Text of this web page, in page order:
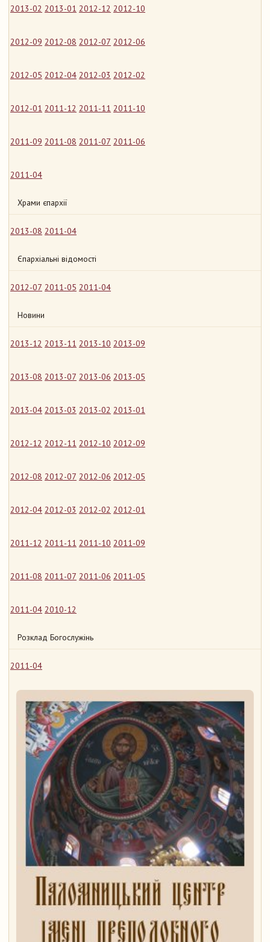
2013-02 2013-01 2012-12 2012-10
2012-09 2012-08 2012-07 2012-06
2012-05 2012-04 2012-03 2012-02
2012-01 2011-12 2011-11 2011-10
2011-09 2011-08 2011-07 2011-06
2011-04
Храми єпархії
2013-08 2011-04
Єпархіальні відомості
2012-07 2011-05 2011-04
Новини
2013-12 2013-11 2013-10 2013-09
2013-08 2013-07 2013-06 2013-05
2013-04 2013-03 2013-02 2013-01
2012-12 2012-11 2012-10 2012-09
2012-08 2012-07 2012-06 2012-05
2012-04 2012-03 2012-02 2012-01
2011-12 2011-11 2011-10 2011-09
2011-08 2011-07 2011-06 2011-05
2011-04 2010-12
Розклад Богослужінь
2011-04